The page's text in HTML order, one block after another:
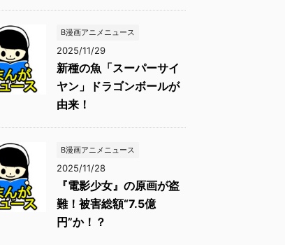
B漫画アニメニュース
2025/11/29
新種の魚「スーパーサイ
ヤン」ドラゴンボールが
由来！
B漫画アニメニュース
2025/11/28
『電影少女』の原画が盗
難！被害総額“7.5億
円”か！？